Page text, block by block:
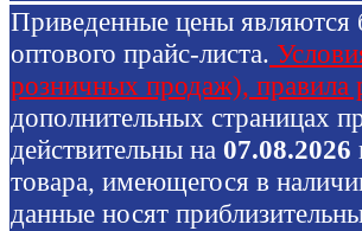
Приведенные цены являются
оптового прайс-листа.
розничных продаж), правила
дополнительных страницах
действительны на 07.08.2026
товара, имеющегося в
данные носят